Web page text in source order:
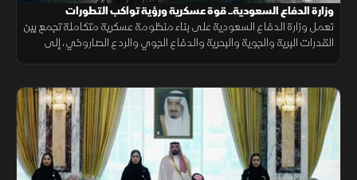
وزارة الدفاع السعودية.. قوة عسكرية ورؤية تواكب التطورات
تعمل وزارة الدفاع السعودية على بناء منظومة عسكرية متكاملة تجمع بين
القدرات البرية والجوية والبحرية والدفاع الجوي والردع الصاروخي، إلى